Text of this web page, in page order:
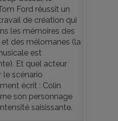
Ford réussit un
de création qui
les mémoires des
et des mélomanes (la
est
Et quel acteur
le scénario
écrit : Colin
son personnage
saisissante.